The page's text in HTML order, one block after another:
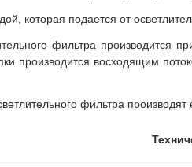
которая подается от
фильтра
производится восходящим
фильтра